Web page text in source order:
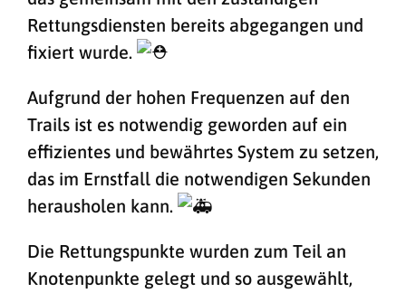
Rettungsdiensten bereits abgegangen und
fixiert wurde.
Aufgrund der hohen Frequenzen auf den
Trails ist es notwendig geworden auf ein
effizientes und bewährtes System zu setzen,
das im Ernstfall die notwendigen Sekunden
herausholen kann.
Die Rettungspunkte wurden zum Teil an
Knotenpunkte gelegt und so ausgewählt,